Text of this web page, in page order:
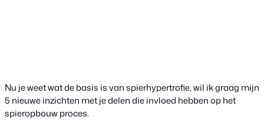
Nu je weet wat de basis is van spierhypertrofie, wil ik graag mijn
5 nieuwe inzichten met je delen die invloed hebben op het
spieropbouw proces.